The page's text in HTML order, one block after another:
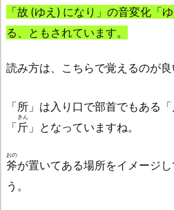
「故 (ゆえ) になり」の音変化「
る、ともされています。
読み方は、こちらで覚えるのが良
「所」は入り口で部首でもある「
「斤
きん
」となっていますね。
斧
おの
が置いてある場所をイメージ
う。